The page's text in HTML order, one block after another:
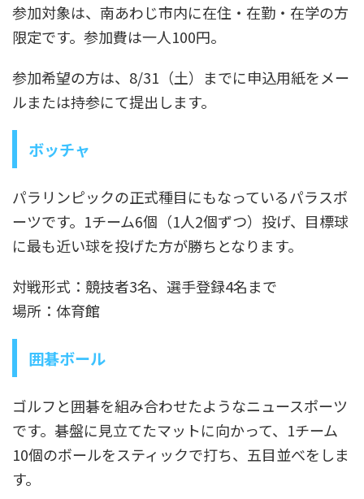
参加対象は、南あわじ市内に在住・在勤・在学の方
限定です。参加費は一人100円。
参加希望の方は、8/31（土）までに申込用紙をメー
ルまたは持参にて提出します。
ボッチャ
パラリンピックの正式種目にもなっているパラスポ
ーツです。1チーム6個（1人2個ずつ）投げ、目標球
に最も近い球を投げた方が勝ちとなります。
対戦形式：競技者3名、選手登録4名まで
場所：体育館
囲碁ボール
ゴルフと囲碁を組み合わせたようなニュースポーツ
です。碁盤に見立てたマットに向かって、1チーム
10個のボールをスティックで打ち、五目並べをしま
す。